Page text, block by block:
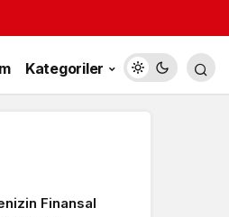
Kategoriler
Finansal